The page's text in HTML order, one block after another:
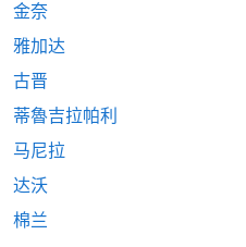
金奈
雅加达
古晋
蒂魯吉拉帕利
马尼拉
达沃
棉兰